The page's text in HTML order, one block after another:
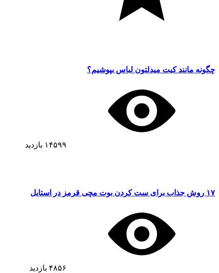
چگونه مانند کیت میدلتون لباس بپوشیم؟
۱۴۵۹۹ بازدید
۱۷ روش جذاب برای ست کردن بوت مچی قرمز در استایل
۴۸۵۶ بازدید